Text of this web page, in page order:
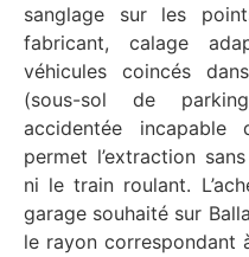
sanglage sur les
fabricant, calage
véhicules coincés
(sous-sol de
accidentée
permet l’extraction
ni le train roulant.
garage souhaité sur
le rayon correspondant